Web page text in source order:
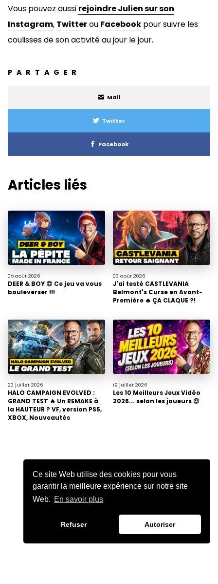
Ce site Web utilise des cookies pour vous
garantir la meilleure expérience sur notre site
Web. En savoir plus
Refuser Autoriser
Vous pouvez aussi rejoindre Julien sur son
Instagram, Twitterou Facebook pour suivre les
coulisses de son activité au jour le jour.
PARTAGER
Mail
Twitter
Facebook
Articles liés
05 août 2026
DEER & BOY 😍 Ce jeu va vous
bouleverser !!!
03 août 2026
J'ai testé CASTLEVANIA
Belmont's Curse en Avant-
Première 🔥 ÇA CLAQUE ?!
23 juillet 2026
HALO CAMPAIGN EVOLVED :
GRAND TEST 🔥 Un REMAKE à
la HAUTEUR ? VF, version PS5,
XBOX, Nouveautés
19 juillet 2026
Les 10 Meilleurs Jeux Vidéo
2026... selon les joueurs 😍